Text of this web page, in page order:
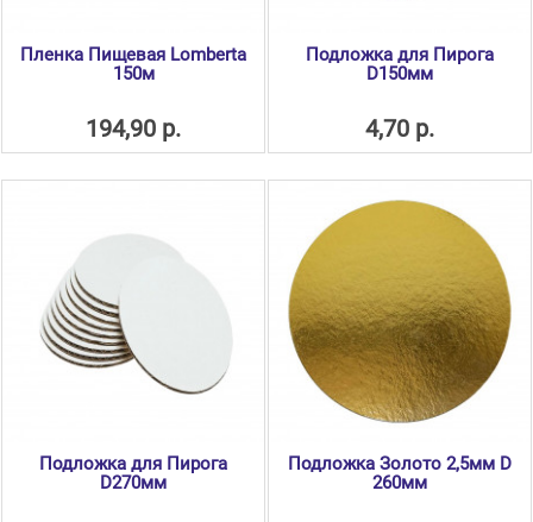
Пленка Пищевая Lomberta
150м
194,90 р.
Подложка для Пирога
D150мм
4,70 р.
Подложка для Пирога
D270мм
Подложка Золото 2,5мм D
260мм